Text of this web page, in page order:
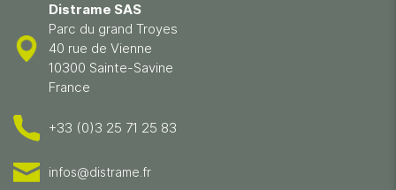
Distrame SAS
Parc du grand Troyes
40 rue de Vienne
10300 Sainte-Savine
France
+33 (0)3 25 71 25 83
infos@distrame.fr